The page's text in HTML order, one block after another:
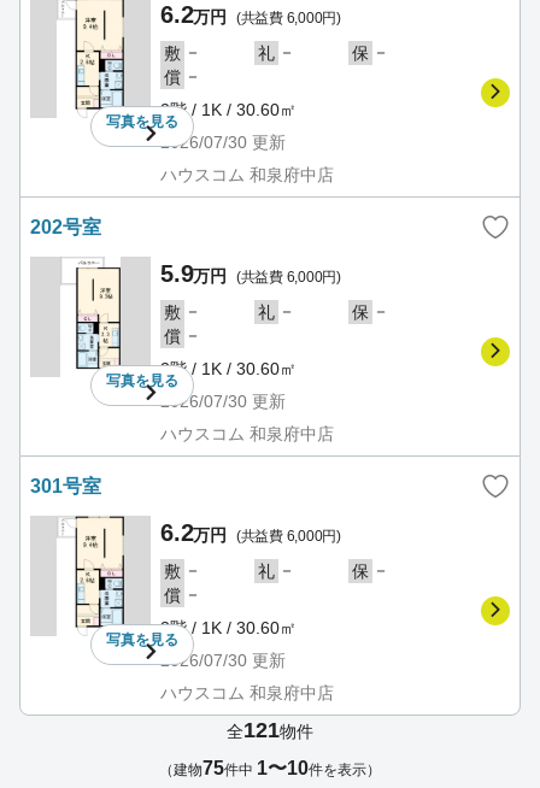
写真を見る
6.2万円 (共益費 6,000円)
敷 － 礼 － 保 －
償 －
2階 / 1K / 30.60㎡
2026/07/30 更新
ハウスコム 和泉府中店
202号室
写真を見る
5.9万円 (共益費 6,000円)
敷 － 礼 － 保 －
償 －
2階 / 1K / 30.60㎡
2026/07/30 更新
ハウスコム 和泉府中店
301号室
写真を見る
6.2万円 (共益費 6,000円)
敷 － 礼 － 保 －
償 －
3階 / 1K / 30.60㎡
2026/07/30 更新
ハウスコム 和泉府中店
全121物件
（建物75件中 1〜10件を表示）